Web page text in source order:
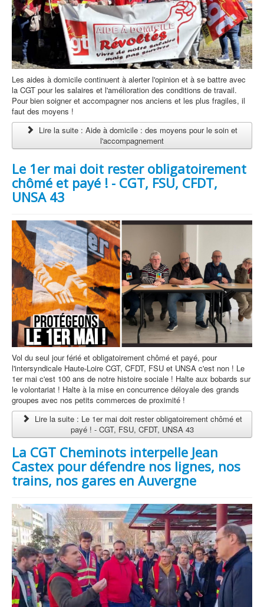
Les aides à domicile continuent à alerter l'opinion et à se battre avec
la CGT pour les salaires et l'amélioration des conditions de travail.
Pour bien soigner et accompagner nos anciens et les plus fragiles, il
faut des moyens !
Lire la suite : Aide à domicile : des moyens pour le soin et
l'accompagnement
Le 1er mai doit rester obligatoirement
chômé et payé ! - CGT, FSU, CFDT,
UNSA 43
Vol du seul jour férié et obligatoirement chômé et payé, pour
l'intersyndicale Haute-Loire CGT, CFDT, FSU et UNSA c'est non ! Le
1er mai c'est 100 ans de notre histoire sociale ! Halte aux bobards sur
le volontariat ! Halte à la mise en concurrence déloyale des grands
groupes avec nos petits commerces de proximité !
Lire la suite : Le 1er mai doit rester obligatoirement chômé et
payé ! - CGT, FSU, CFDT, UNSA 43
La CGT Cheminots interpelle Jean
Castex pour défendre nos lignes, nos
trains, nos gares en Auvergne